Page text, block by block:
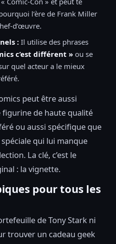
l’ère de Frank Miller
d’œuvre.
:Il utilise des phrases
c’est différent » ou se
quel acteur a le mieux
peut être aussi
de haute qualité
ou aussi spécifique que
qui lui manque
La clé, c’est le
: la vignette.
pour tous les
de Tony Stark ni
trouver un cadeau geek